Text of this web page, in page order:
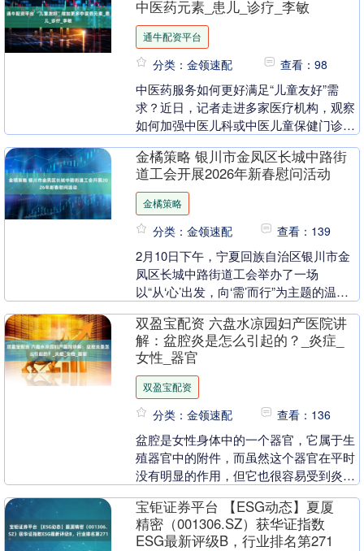
中医药元素_患儿_诊疗_李敏
通牛配资平台
分类：金领速配 查看：98
中医药服务如何更好满足“儿童友好”需
求？近日，记者走进多家医疗机构，观察
如何加强中医儿科或中医儿童保健门诊建
诊疗服务。 在医....
金橘策略 银川市金凤区长城中路街
道工会开展2026年新春慰问活动
金橘策略
分类：金领速配 查看：139
2月10日下午，宁夏回族自治区银川市金
凤区长城中路街道工会举办了一场
以“从‘心’出发，向‘需’而行”为主题的温馨
来自小微企....
双盈宝配资 六盘水凉园妇产医院讲
解：盆腔炎是怎么引起的？_炎症_
女性_器官
双盈宝配资
分类：金领速配 查看：136
盆腔是女性身体中的一个器官，它属于生
殖器官中的附件，而虽然这个器官在平时
没有明显的作用，但它也很容易受到炎症
引起的呢？ 六盘....
宝钜证券平台 【ESG动态】夏厦
精密（001306.SZ）获华证指数
ESG最新评级B，行业排名第271